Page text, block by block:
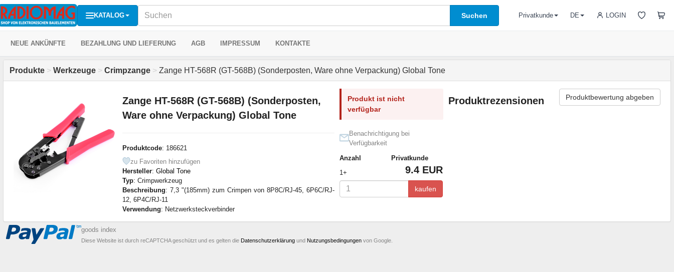
KATALOG Suchen LOGIN
Privatkunde DE
NEUE ANKÜNFTE BEZAHLUNG UND LIEFERUNG AGB IMPRESSUM KONTAKTE
Produkte > Werkzeuge > Crimpzange > Zange HT-568R (GT-568B) (Sonderposten, Ware ohne Verpackung) Global Tone
Zange HT-568R (GT-568B) (Sonderposten,
Ware ohne Verpackung) Global Tone
Produktcode: 186621
zu Favoriten hinzufügen
Hersteller: Global Tone
Typ: Crimpwerkzeug
Beschreibung: 7,3 "(185mm) zum Crimpen von 8P8C/RJ-45, 6P6C/RJ-
12, 6P4C/RJ-11
Verwendung: Netzwerksteckverbinder
Produkt ist nicht
verfügbar
Benachrichtigung bei
Verfügbarkeit
Anzahl
Privatkunde
1+
9.4 EUR
kaufen
Produktrezensionen Produktbewertung abgeben
goods index
Diese Website ist durch reCAPTCHA geschützt und es gelten die Datenschutzerklärung und Nutzungsbedingungen von Google.